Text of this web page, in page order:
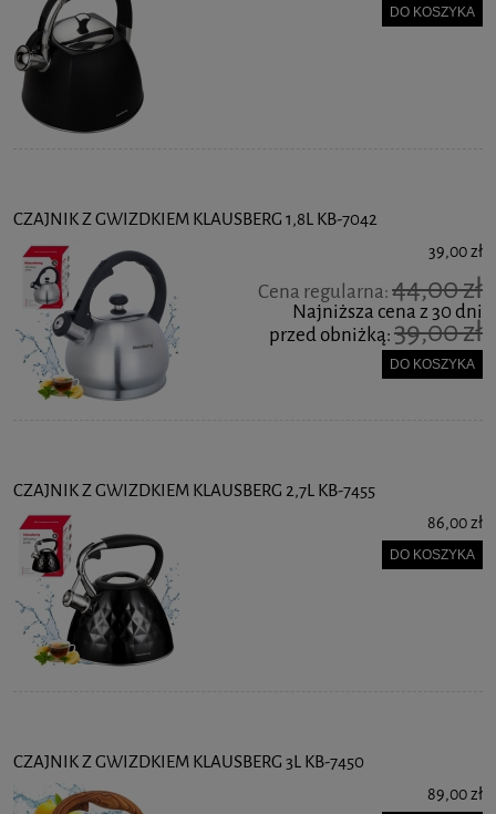
DO KOSZYKA
CZAJNIK Z GWIZDKIEM KLAUSBERG 1,8L KB-7042
39,00 zł
Cena regularna:44,00 zł
Najniższa cena z 30 dni
przed obniżką:39,00 zł
DO KOSZYKA
CZAJNIK Z GWIZDKIEM KLAUSBERG 2,7L KB-7455
86,00 zł
DO KOSZYKA
CZAJNIK Z GWIZDKIEM KLAUSBERG 3L KB-7450
89,00 zł